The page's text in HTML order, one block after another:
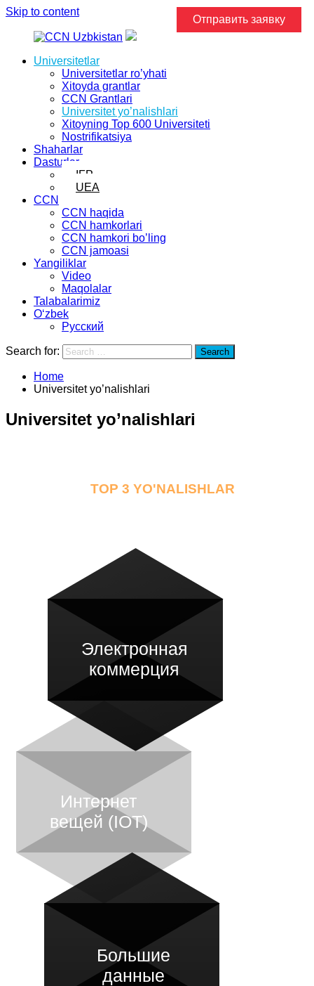
Skip to content
Universitetlar
Universitetlar ro’yhati
Xitoyda grantlar
CCN Grantlari
Universitet yo’nalishlari
Xitoyning Top 600 Universiteti
Nostrifikatsiya
Shaharlar
Dasturlar
IFP
UEA
CCN
CCN haqida
CCN hamkorlari
CCN hamkori bo’ling
CCN jamoasi
Yangiliklar
Video
Maqolalar
Talabalarimiz
Oʻzbek
Русский
Search for: Search
Home
Universitet yo’nalishlari
Universitet yo’nalishlari
Отправить заявку
TOP 3 YO'NALISHLAR
Электронная
коммерция
Интернет
вещей (IOT)
Большие
данные